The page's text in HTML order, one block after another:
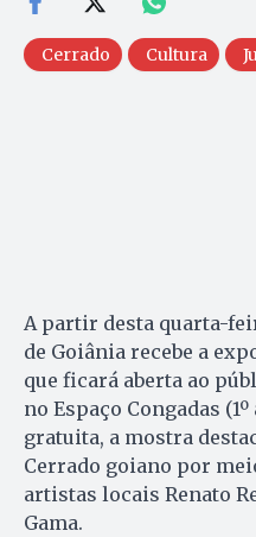
Cerrado Cultura
A partir desta quarta-
de Goiânia recebe a
que ficará aberta ao
no Espaço Congadas
gratuita, a mostra
Cerrado goiano por
artistas locais Renato
Gama.